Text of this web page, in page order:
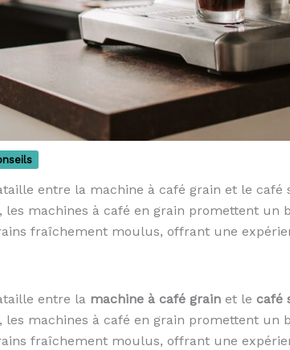
entre la machine à café grain et le café
machines à café en grain promettent un
fraîchement moulus, offrant une
entre la machine à café grain et le café
machines à café en grain promettent un
fraîchement moulus, offrant une